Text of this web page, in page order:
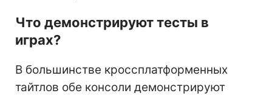
Что демонстрируют тесты в
играх?
В большинстве кроссплатформенных
тайтлов обе консоли демонстрируют